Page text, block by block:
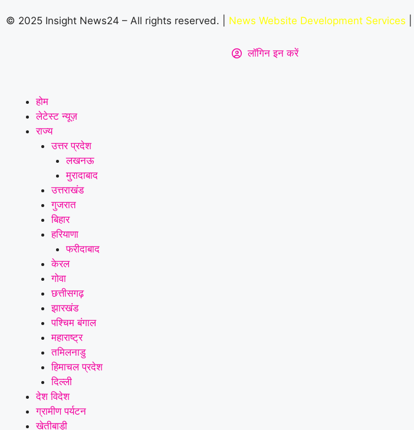
© 2025 Insight News24 – All rights reserved. | News Website Development Services
लॉगिन इन करें
होम
लेटेस्ट न्यूज़
राज्य
उत्तर प्रदेश
लखनऊ
मुरादाबाद
उत्तराखंड
गुजरात
बिहार
हरियाणा
फरीदाबाद
केरल
गोवा
छत्तीसगढ़
झारखंड
पश्चिम बंगाल
महाराष्ट्र
तमिलनाडु
हिमाचल प्रदेश
दिल्ली
देश विदेश
ग्रामीण पर्यटन
खेतीबाड़ी